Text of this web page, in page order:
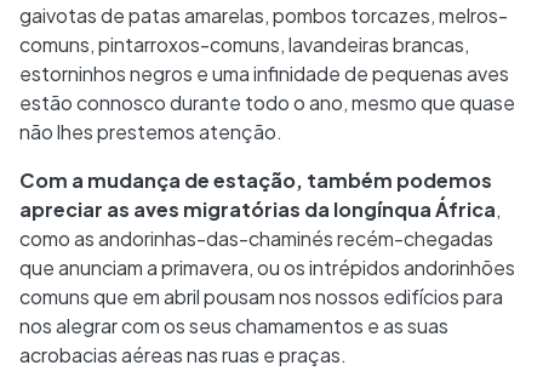
gaivotas de patas amarelas, pombos torcazes, melros-
comuns, pintarroxos-comuns, lavandeiras brancas,
estorninhos negros e uma infinidade de pequenas aves
estão connosco durante todo o ano, mesmo que quase
não lhes prestemos atenção.
Com a mudança de estação, também podemos
apreciar as aves migratórias da longínqua África,
como as andorinhas-das-chaminés recém-chegadas
que anunciam a primavera, ou os intrépidos andorinhões
comuns que em abril pousam nos nossos edifícios para
nos alegrar com os seus chamamentos e as suas
acrobacias aéreas nas ruas e praças.